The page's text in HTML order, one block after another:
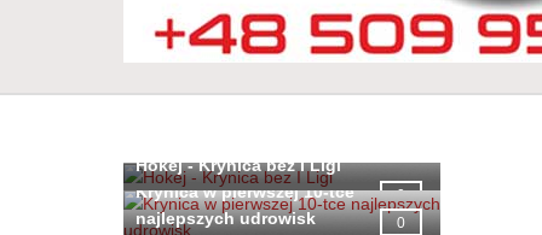
0
Hokej - Krynica bez I Ligi
0
Krynica w pierwszej 10-tce
najlepszych udrowisk